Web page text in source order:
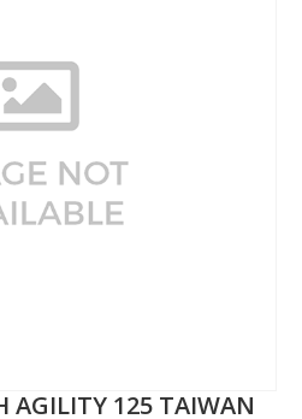
125 ΤΑΙWΑΝ